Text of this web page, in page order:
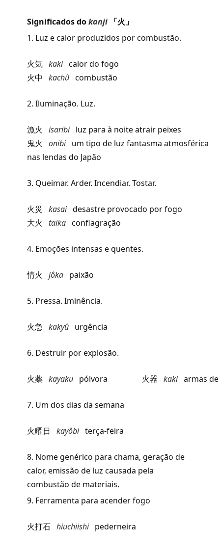
Significados dokanji 「火」
1. Luz e calor produzidos por combustão.
火気 kaki calor do fogo
火中 kachû combustão
2. Iluminação. Luz.
漁火 isaribi luz para à noite atrair peixes
鬼火
onibi um tipo de luz fantasma atmosférica
nas lendas do Japão
3. Queimar. Arder. Incendiar. Tostar.
火災 kasai desastre provocado por fogo
大火
taika conflagração
4. Emoções intensas e quentes.
情火 jôka paixão
5. Pressa. Iminência.
火急 kakyû urgência
6. Destruir por explosão.
火薬 kayaku pólvora 火器 kaki armas
7. Um dos dias da semana
火曜日 kayôbi terça-feira
8. Nome genérico para chama, geração de
calor, emissão de luz causada pela
combustão de materiais.
9. Ferramenta para acender fogo
火打石 hiuchiishipederneira